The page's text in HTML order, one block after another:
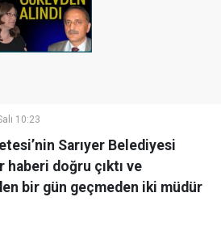
10:23
Sarıyer Belediyesi
haberi doğru çıktı ve
bir gün geçmeden iki müdür